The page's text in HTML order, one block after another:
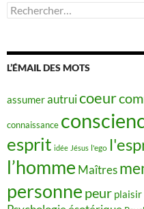
Rechercher :
L’ÉMAIL DES MOTS
assumerautruicoeur
connaissance
esprit idée Jésus l'ego
l’homme Maîtres
personne peur plaisir